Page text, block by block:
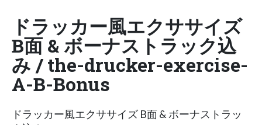
ドラッカー風エクササイズ
B面 & ボーナストラック込
み / the-drucker-exercise-
A-B-Bonus
ドラッカー風エクササイズ B面 & ボーナストラッ